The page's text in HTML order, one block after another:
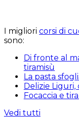
I migliori corsi di
sono:
Di fronte al
tiramisù
La pasta
Delizie Liguri,
Focaccia e
Vedi tutti